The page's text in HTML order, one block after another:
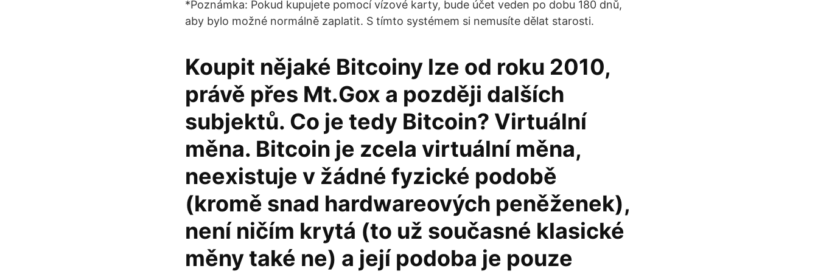
*Poznámka: Pokud kupujete pomocí vízové karty, bude účet veden po dobu 180 dnů,
aby bylo možné normálně zaplatit. S tímto systémem si nemusíte dělat starosti.
Koupit nějaké Bitcoiny lze od roku 2010,
právě přes Mt.Gox a později dalších
subjektů. Co je tedy Bitcoin? Virtuální
měna. Bitcoin je zcela virtuální měna,
neexistuje v žádné fyzické podobě
(kromě snad hardwareových peněženek),
není ničím krytá (to už současné klasické
měny také ne) a její podoba je pouze